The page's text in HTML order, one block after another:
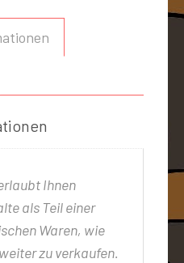
Ihnen
als Teil einer
Waren, wie
zu verkaufen.